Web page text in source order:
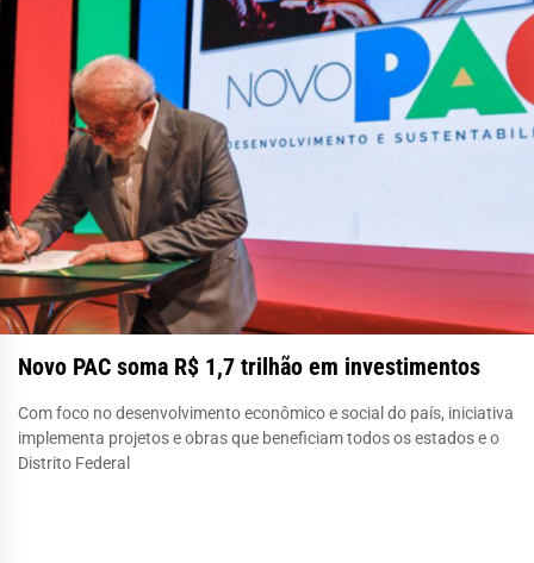
Novo PAC soma R$ 1,7 trilhão em investimentos
Com foco no desenvolvimento econômico e social do país, iniciativa
implementa projetos e obras que beneficiam todos os estados e o
Distrito Federal